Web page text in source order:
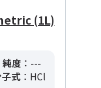
(1L)
純度 ：---
式：HCl